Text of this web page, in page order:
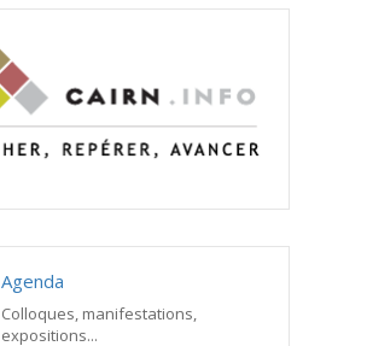
Agenda
Colloques, manifestations,
expositions...